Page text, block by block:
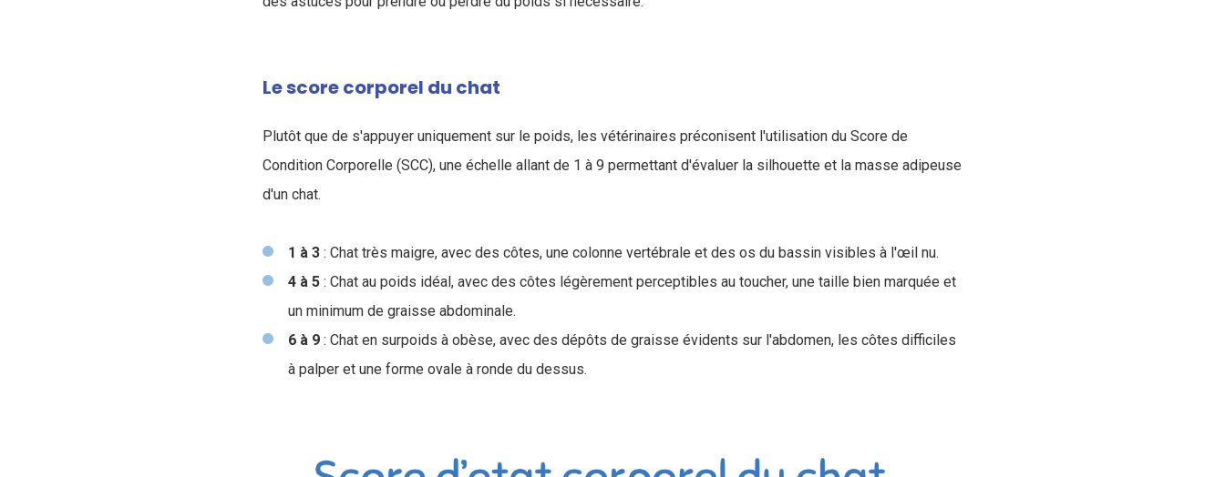
Le score corporel du chat
Plutôt que de s'appuyer uniquement sur le poids, les vétérinaires préconisent l'utilisation du Score de
Condition Corporelle (SCC), une échelle allant de 1 à 9 permettant d'évaluer la silhouette et la masse adipeuse
d'un chat.
1 à 3 : Chat très maigre, avec des côtes, une colonne vertébrale et des os du bassin visibles à l'œil nu.
4 à 5 : Chat au poids idéal, avec des côtes légèrement perceptibles au toucher, une taille bien marquée et
un minimum de graisse abdominale.
6 à 9 : Chat en surpoids à obèse, avec des dépôts de graisse évidents sur l'abdomen, les côtes difficiles
à palper et une forme ovale à ronde du dessus.